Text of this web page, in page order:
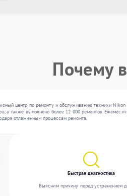
Почему
центр по ремонту и обслуживанию техники
а также выполнено более 12 000 ремонтов.
отлаженным процессам ремонта.
Быстрая диагностика
Выясним причину перед устранением